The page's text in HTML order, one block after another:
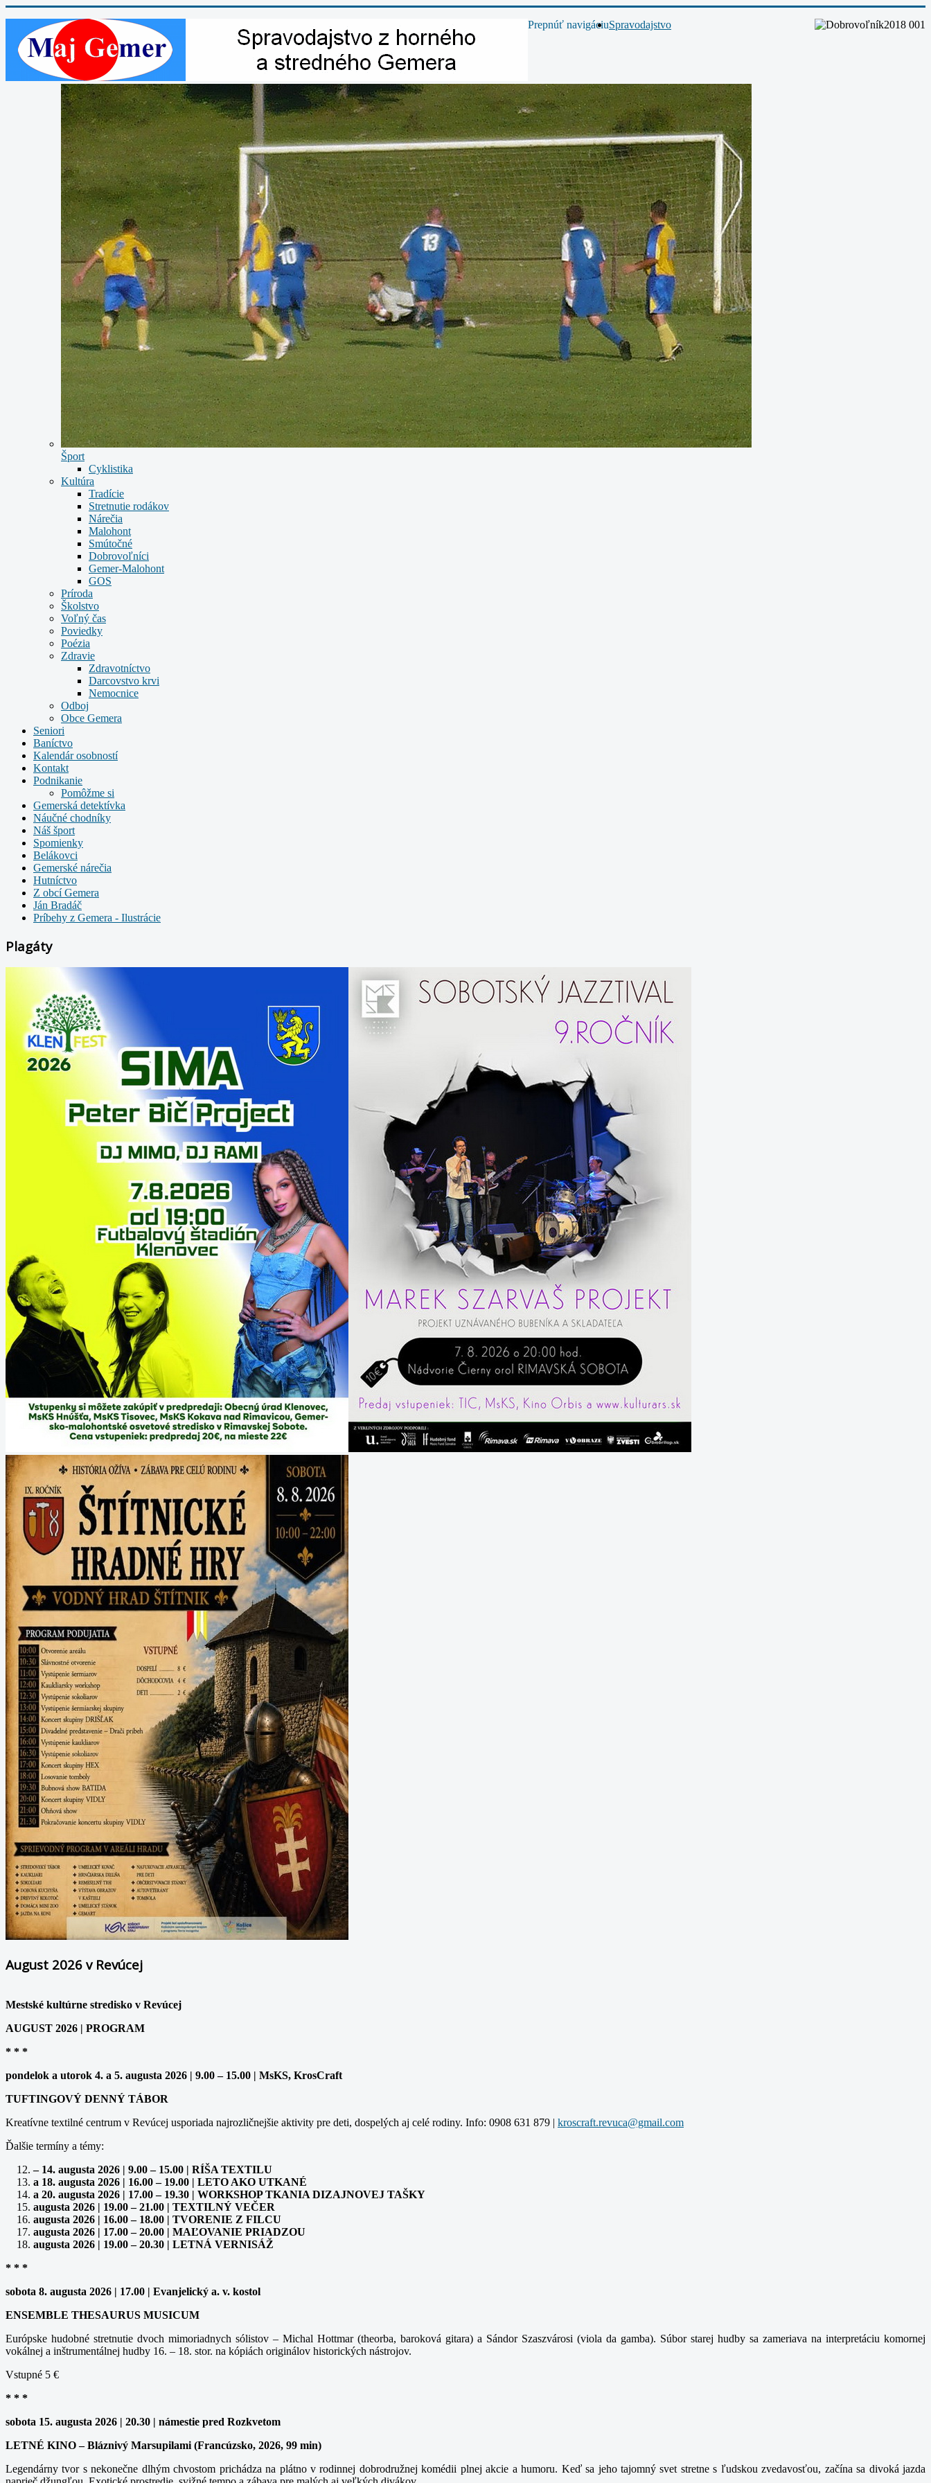
Prepnúť navigáciuSpravodajstvo
Šport
Cyklistika
Kultúra
Tradície
Stretnutie rodákov
Nárečia
Malohont
Smútočné
Dobrovoľníci
Gemer-Malohont
GOS
Príroda
Školstvo
Voľný čas
Poviedky
Poézia
Zdravie
Zdravotníctvo
Darcovstvo krvi
Nemocnice
Odboj
Obce Gemera
Seniori
Baníctvo
Kalendár osobností
Kontakt
Podnikanie
Pomôžme si
Gemerská detektívka
Náučné chodníky
Náš šport
Spomienky
Belákovci
Gemerské nárečia
Hutníctvo
Z obcí Gemera
Ján Bradáč
Príbehy z Gemera - Ilustrácie
Plagáty
August 2026 v Revúcej
Mestské kultúrne stredisko v Revúcej
AUGUST 2026 | PROGRAM
* * *
pondelok a utorok 4. a 5. augusta 2026 | 9.00 – 15.00 | MsKS, KrosCraft
TUFTINGOVÝ DENNÝ TÁBOR
Kreatívne textilné centrum v Revúcej usporiada najrozličnejšie aktivity pre deti, dospelých aj celé rodiny. Info: 0908 631 879 |
Ďalšie termíny a témy:
– 14. augusta 2026 | 9.00 – 15.00 | RÍŠA TEXTILU
a 18. augusta 2026 | 16.00 – 19.00 | LETO AKO UTKANÉ
a 20. augusta 2026 | 17.00 – 19.30 | WORKSHOP TKANIA DIZAJNOVEJ TAŠKY
augusta 2026 | 19.00 – 21.00 | TEXTILNÝ VEČER
augusta 2026 | 16.00 – 18.00 | TVORENIE Z FILCU
augusta 2026 | 17.00 – 20.00 | MAĽOVANIE PRIADZOU
augusta 2026 | 19.00 – 20.30 | LETNÁ VERNISÁŽ
* * *
sobota 8. augusta 2026 | 17.00 | Evanjelický a. v. kostol
ENSEMBLE THESAURUS MUSICUM
Európske hudobné stretnutie dvoch mimoriadnych sólistov – Michal Hottmar (theorba, baroková gitara) a Sándor Szaszvárosi (viola da gamba). Súbor starej hudby sa zameriava na interpretáciu komornej
vokálnej a inštrumentálnej hudby 16. – 18. stor. na kópiách originálov historických nástrojov.
Vstupné 5 €
* * *
sobota 15. augusta 2026 | 20.30 | námestie pred Rozkvetom
LETNÉ KINO – Bláznivý Marsupilami (Francúzsko, 2026, 99 min)
Legendárny tvor s nekonečne dlhým chvostom prichádza na plátno v rodinnej dobrodružnej komédii plnej akcie a humoru. Keď sa jeho tajomný svet stretne s ľudskou zvedavosťou, začína sa divoká jazda